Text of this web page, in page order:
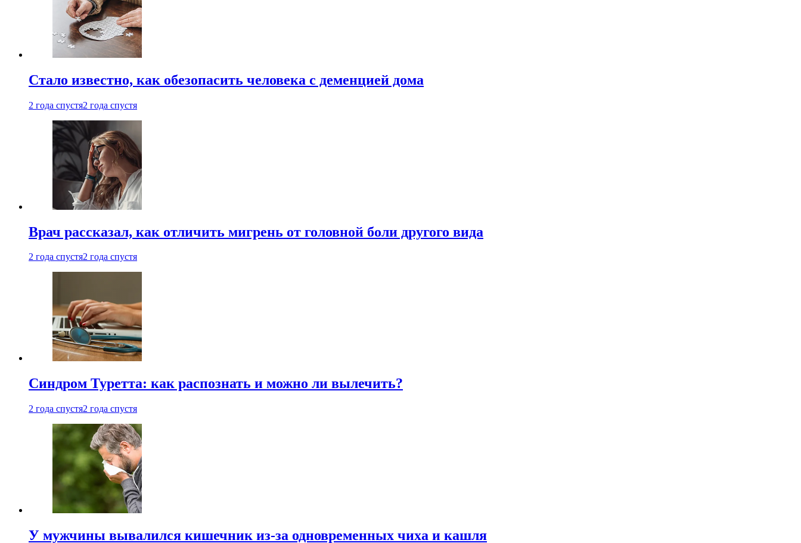
Стало известно, как обезопасить человека с деменцией дома
2 года спустя2 года спустя
Врач рассказал, как отличить мигрень от головной боли другого вида
2 года спустя2 года спустя
Синдром Туретта: как распознать и можно ли вылечить?
2 года спустя2 года спустя
У мужчины вывалился кишечник из-за одновременных чиха и кашля